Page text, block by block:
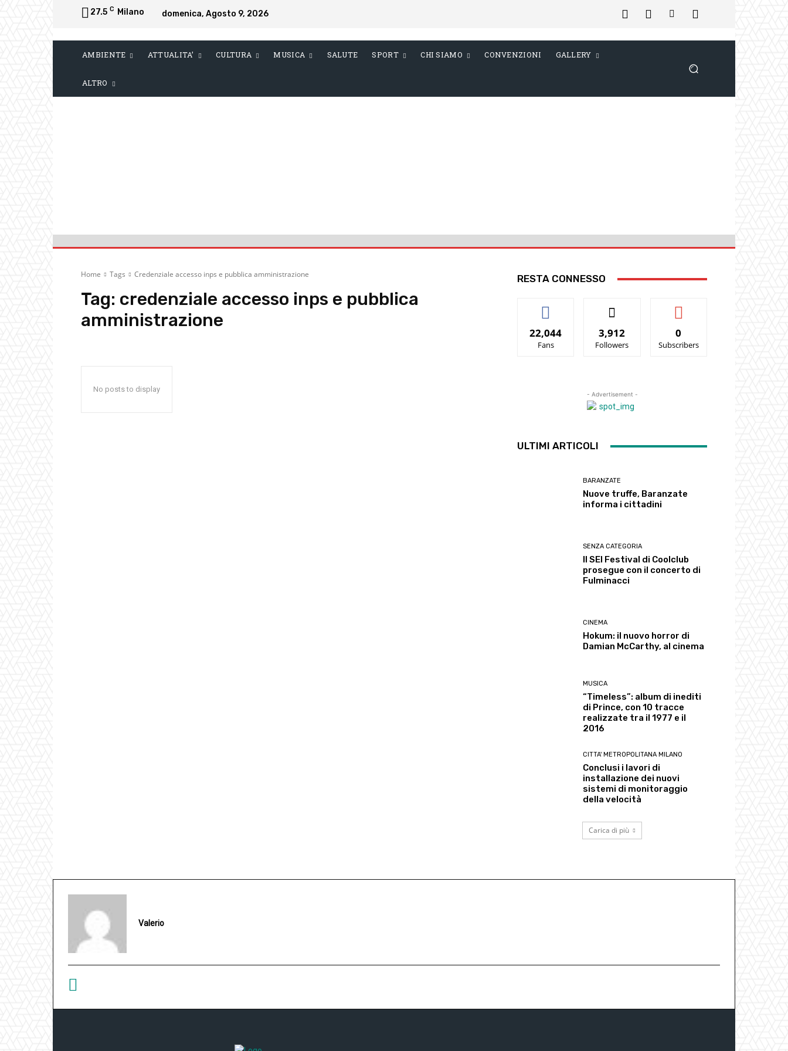
27.5 C Milano domenica, Agosto 9, 2026
AMBIENTE ATTUALITA’ CULTURA MUSICA SALUTE SPORT CHI SIAMO CONVENZIONI GALLERY
ALTRO
Home Tags Credenziale accesso inps e pubblica amministrazione
Tag: credenziale accesso inps e pubblica
amministrazione
No posts to display
RESTA CONNESSO
22,044
Fans
3,912
Followers
0
Subscribers
- Advertisement -
ULTIMI ARTICOLI
BARANZATE
Nuove truffe, Baranzate
informa i cittadini
SENZA CATEGORIA
Il SEI Festival di Coolclub
prosegue con il concerto di
Fulminacci
CINEMA
Hokum: il nuovo horror di
Damian McCarthy, al cinema
MUSICA
“Timeless”: album di inediti
di Prince, con 10 tracce
realizzate tra il 1977 e il
2016
CITTA' METROPOLITANA MILANO
Conclusi i lavori di
installazione dei nuovi
sistemi di monitoraggio
della velocità
Carica di più
Valerio